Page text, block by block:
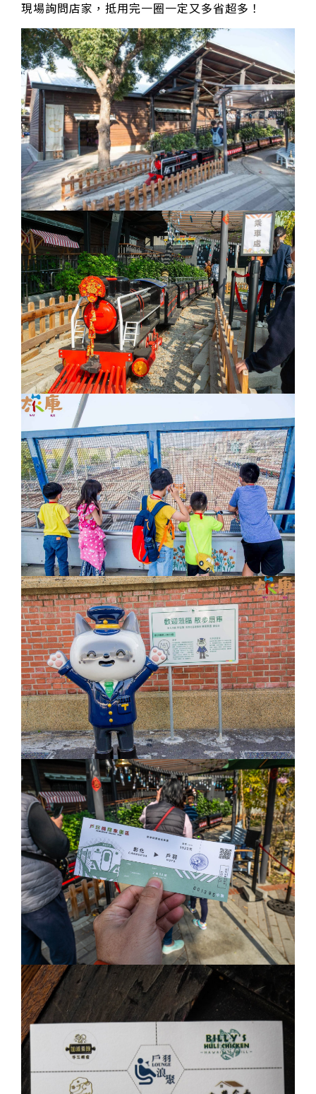
現場詢問店家，抵用完一圈一定又多省超多！